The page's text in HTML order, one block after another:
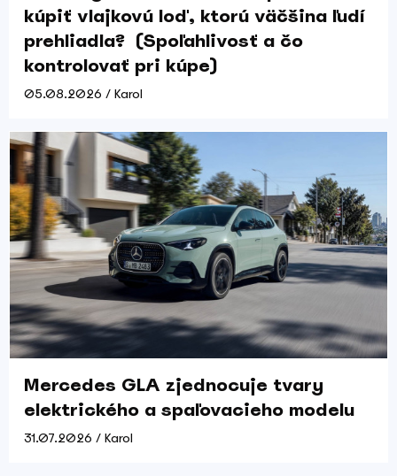
kúpiť vlajkovú loď, ktorú väčšina ľudí
prehliadla? (Spoľahlivosť a čo
kontrolovať pri kúpe)
05.08.2026 / Karol
Mercedes GLA zjednocuje tvary
elektrického a spaľovacieho modelu
31.07.2026 / Karol